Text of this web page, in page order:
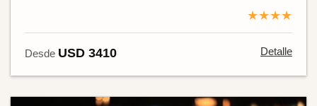
★★★★
Desde USD 3410 Detalle